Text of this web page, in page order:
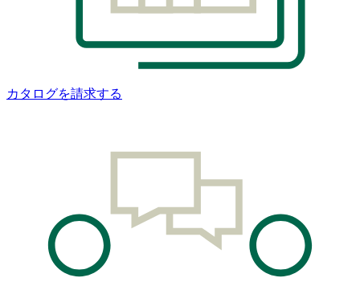
カタログを請求する